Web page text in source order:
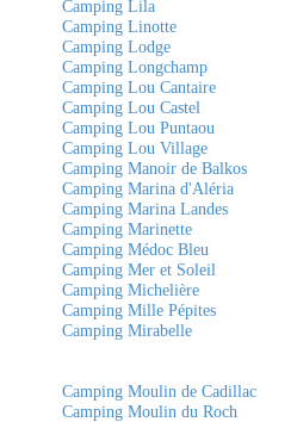
Camping Lila
Camping Linotte
Camping Lodge
Camping Longchamp
Camping Lou Cantaire
Camping Lou Castel
Camping Lou Puntaou
Camping Lou Village
Camping Manoir de Balkos
Camping Marina d'Aléria
Camping Marina Landes
Camping Marinette
Camping Médoc Bleu
Camping Mer et Soleil
Camping Michelière
Camping Mille Pépites
Camping Mirabelle
Camping Moulin de Cadillac
Camping Moulin du Roch